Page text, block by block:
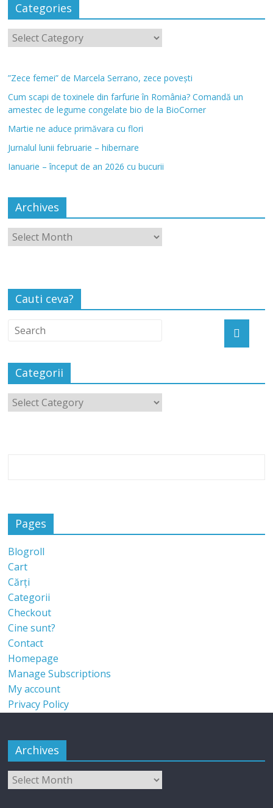
Categories
”Zece femei” de Marcela Serrano, zece povești
Cum scapi de toxinele din farfurie în România? Comandă un
amestec de legume congelate bio de la BioCorner
Martie ne aduce primăvara cu flori
Jurnalul lunii februarie – hibernare
Ianuarie – început de an 2026 cu bucurii
Archives
Cauti ceva?
Categorii
Pages
Blogroll
Cart
Cărți
Categorii
Checkout
Cine sunt?
Contact
Homepage
Manage Subscriptions
My account
Privacy Policy
Archives